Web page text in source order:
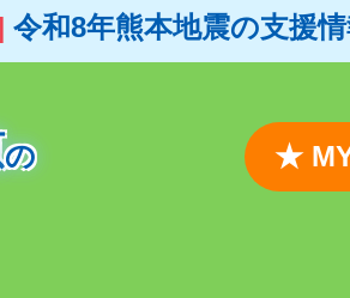
令和8年熊本地震の支援
の
★